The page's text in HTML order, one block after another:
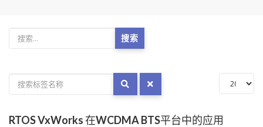
搜索
RTOS VxWorks 在WCDMA BTS平台中的应用